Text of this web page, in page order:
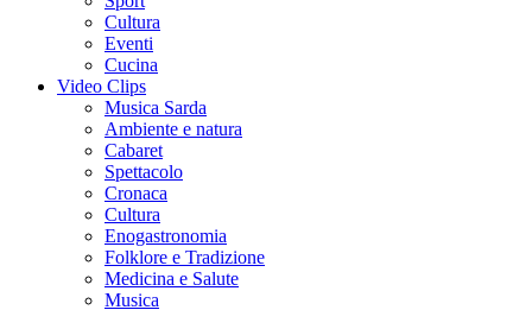
Cultura
Eventi
Cucina
Video Clips
Musica Sarda
Ambiente e natura
Cabaret
Spettacolo
Cronaca
Cultura
Enogastronomia
Folklore e Tradizione
Medicina e Salute
Musica